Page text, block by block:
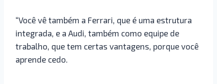
“Você vê também a Ferrari, que é uma estrutura
integrada, e a Audi, também como equipe de
trabalho, que tem certas vantagens, porque você
aprende cedo.